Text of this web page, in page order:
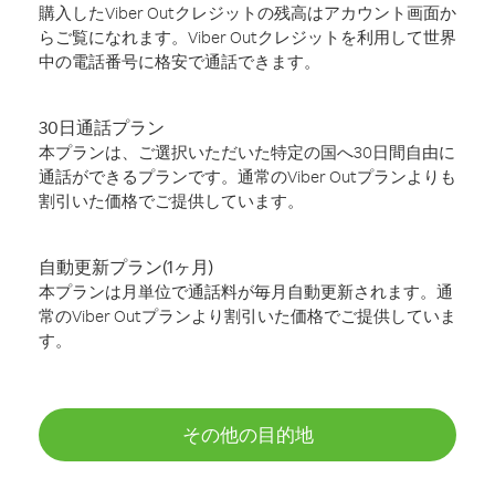
購入したViber Outクレジットの残高はアカウント画面か
らご覧になれます。Viber Outクレジットを利用して世界
中の電話番号に格安で通話できます。
30日通話プラン
本プランは、ご選択いただいた特定の国へ30日間自由に
通話ができるプランです。通常のViber Outプランよりも
割引いた価格でご提供しています。
自動更新プラン(1ヶ月)
本プランは月単位で通話料が毎月自動更新されます。通
常のViber Outプランより割引いた価格でご提供していま
す。
その他の目的地